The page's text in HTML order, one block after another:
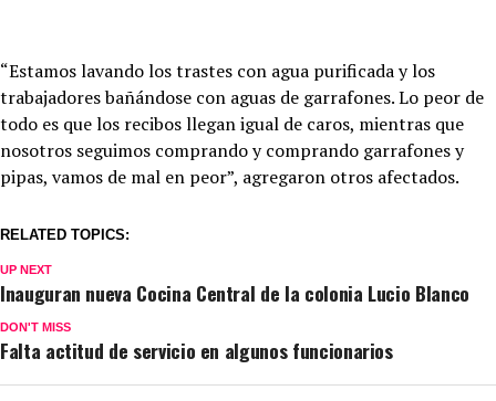
“Estamos lavando los trastes con agua purificada y los
trabajadores bañándose con aguas de garrafones. Lo peor de
todo es que los recibos llegan igual de caros, mientras que
nosotros seguimos comprando y comprando garrafones y
pipas, vamos de mal en peor”, agregaron otros afectados.
RELATED TOPICS:
UP NEXT
Inauguran nueva Cocina Central de la colonia Lucio Blanco
DON'T MISS
Falta actitud de servicio en algunos funcionarios